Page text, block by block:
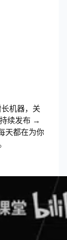
机器，关
续发布 →
天都在为你